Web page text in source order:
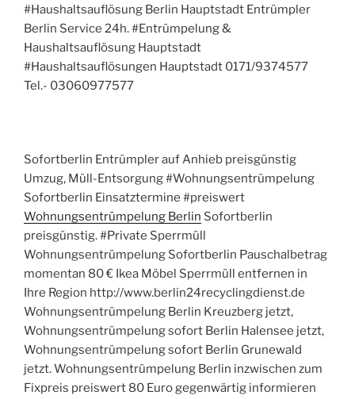
#Haushaltsauflösung Berlin Hauptstadt Entrümpler
Berlin Service 24h. #Entrümpelung &
Haushaltsauflösung Hauptstadt
#Haushaltsauflösungen Hauptstadt 0171/9374577
Tel.- 03060977577
Sofortberlin Entrümpler auf Anhieb preisgünstig
Umzug, Müll-Entsorgung #Wohnungsentrümpelung
Sofortberlin Einsatztermine #preiswert
Wohnungsentrümpelung Berlin Sofortberlin
preisgünstig. #Private Sperrmüll
Wohnungsentrümpelung Sofortberlin Pauschalbetrag
momentan 80 € Ikea Möbel Sperrmüll entfernen in
Ihre Region http://www.berlin24recyclingdienst.de
Wohnungsentrümpelung Berlin Kreuzberg jetzt,
Wohnungsentrümpelung sofort Berlin Halensee jetzt,
Wohnungsentrümpelung sofort Berlin Grunewald
jetzt. Wohnungsentrümpelung Berlin inzwischen zum
Fixpreis preiswert 80 Euro gegenwärtig informieren